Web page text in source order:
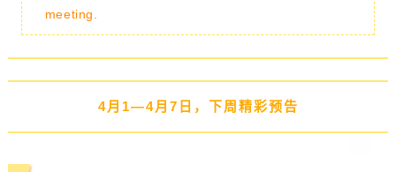
meeting.
4月1—4月7日，下周精彩预告